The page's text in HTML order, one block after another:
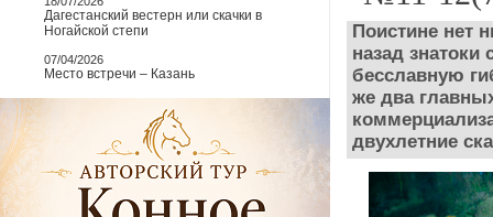
Дагестанский вестерн или скачки в
Ногайской степи
07/04/2026
Место встречи – Казань
Поистине нет
назад знатоки
бесславную
же два
двухлетние